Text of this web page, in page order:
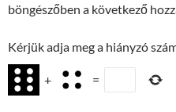
böngészőben a következő
Kérjük adja meg a hiányzó
+ =